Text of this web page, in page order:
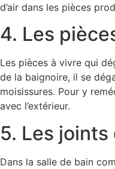
d’air dans les pièces
4. Les
Les pièces à vivre qui
de la baignoire, il se
moisissures. Pour y
avec l’extérieur.
5. Les
Dans la salle de bain